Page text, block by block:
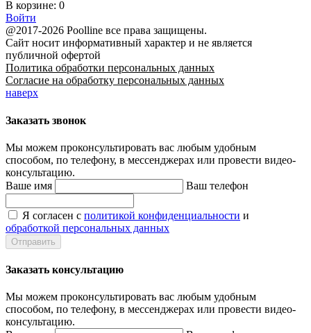
В корзине: 0
Войти
@2017-2026 Poolline все права защищены.
Сайт носит информативный характер и не является
публичной офертой
Политика обработки персональных данных
Согласие на обработку персональных данных
наверх
Заказать звонок
Мы можем проконсультировать вас любым удобным
способом, по телефону, в мессенджерах или провести видео-
консультацию.
Ваше имя
Ваш телефон
Я согласен с политикой конфиденциальности и
обработкой персональных данных
Заказать консультацию
Мы можем проконсультировать вас любым удобным
способом, по телефону, в мессенджерах или провести видео-
консультацию.